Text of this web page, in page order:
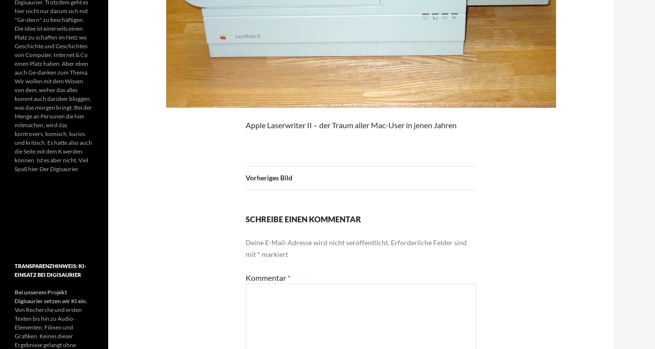
Apple Laserwriter II – der Traum aller Mac-User in jenen Jahren
Vorheriges Bild
SCHREIBE EINEN KOMMENTAR
Deine E-Mail-Adresse wird nicht veröffentlicht. Erforderliche Felder sind
mit * markiert
Kommentar *
Digisaurier. Trotzdem geht es
hier nicht nur darum sich mit
"Ge-stern" zu beschäftigen.
Die Idee ist einerseits einen
Platz zu schaffen im Netz wo
Geschichte und Geschichten
von Computer, Internet & Co
einen Platz haben. Aber eben
auch Ge-danken zum Thema.
Wir wollen mit dem Wissen
von dem, woher das alles
kommt auch darüber bloggen,
was das morgen bringt. Bei der
Menge an Personen die hier
mitmachen, wird das
kontrovers, komisch, kurios
und kritisch. Es hatte also auch
die Seite mit dem K werden
können. Ist es aber nicht. Viel
Spaß hier Der Digisaurier
TRANSPARENZHINWEIS: KI-
EINSATZ BEI DIGISAURIER
Bei unserem Projekt
Digisaurier setzen wir KI ein.
Von Recherche und ersten
Texten bis hin zu Audio-
Elementen, Filmen und
Grafiken. Keines dieser
Ergebnisse gelangt ohne